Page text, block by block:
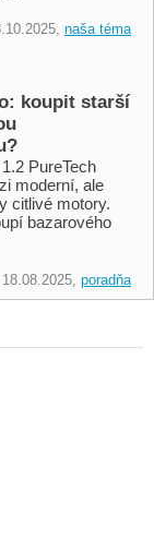
naša téma
koupit starší
PureTech
moderní, ale
citlivé motory.
bazarového
18.08.2025, poradňa